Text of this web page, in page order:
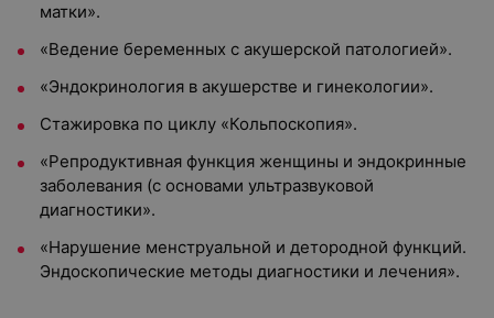
матки».
«Ведение беременных с акушерской патологией».
«Эндокринология в акушерстве и гинекологии».
Стажировка по циклу «Кольпоскопия».
«Репродуктивная функция женщины и эндокринные
заболевания (с основами ультразвуковой
диагностики».
«Нарушение менструальной и детородной функций.
Эндоскопические методы диагностики и лечения».